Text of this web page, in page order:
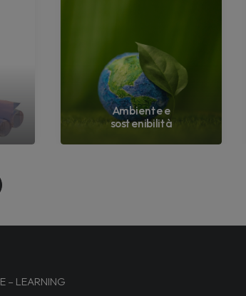
Ambiente e
sostenibilità
E – LEARNING